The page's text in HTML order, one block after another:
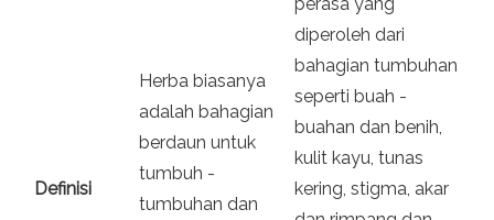
Definisi
Herba biasanya
adalah bahagian
berdaun untuk
tumbuh -
tumbuhan dan
diperoleh dari
bahagian tumbuhan
seperti buah -
buahan dan benih,
kulit kayu, tunas
kering, stigma, akar